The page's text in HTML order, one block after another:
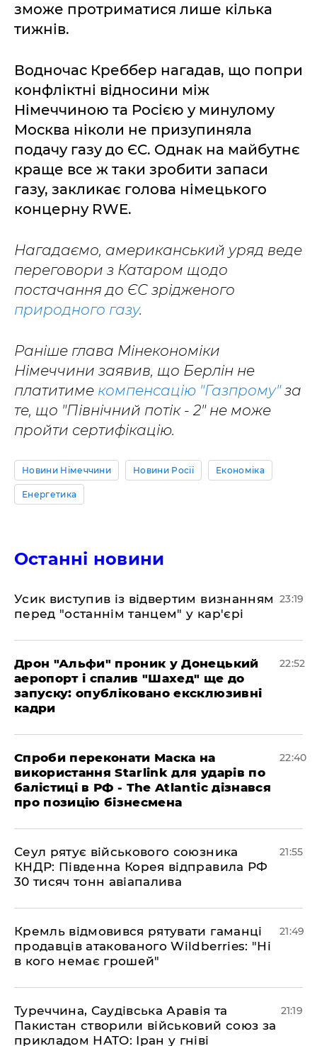
зможе протриматися лише кілька
тижнів.
Водночас Креббер нагадав, що попри
конфліктні відносини між
Німеччиною та Росією у минулому
Москва ніколи не призупиняла
подачу газу до ЄС. Однак на майбутнє
краще все ж таки зробити запаси
газу, закликає голова німецького
концерну RWE.
Нагадаємо, американський уряд веде
переговори з Катаром щодо
постачання до ЄС зрідженого
природного газу.
Раніше глава Мінекономіки
Німеччини заявив, що Берлін не
платитиме компенсацію "Газпрому"за
те, що "Північний потік - 2" не може
пройти сертифікацію.
Новини Німеччини Новини Росії Економіка
Енергетика
Останні новини
​Усик виступив із відвертим визнанням
перед "останнім танцем" у кар'єрі
23:19
​Дрон "Альфи" проник у Донецький
аеропорт і спалив "Шахед" ще до
запуску: опубліковано ексклюзивні
кадри
22:52
​Спроби переконати Маска на
використання Starlink для ударів по
балістиці в РФ - The Atlantic дізнався
про позицію бізнесмена
22:40
​Сеул рятує військового союзника
КНДР: Південна Корея відправила РФ
30 тисяч тонн авіапалива
21:55
​Кремль відмовився рятувати гаманці
продавців атакованого Wildberries: "Ні
в кого немає грошей"
21:49
​Туреччина, Саудівська Аравія та
Пакистан створили військовий союз за
прикладом НАТО: Іран у гніві
21:19